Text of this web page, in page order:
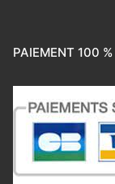
PAIEMENT 100